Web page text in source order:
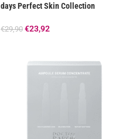
days Perfect Skin Collection
€29,90 €23,92